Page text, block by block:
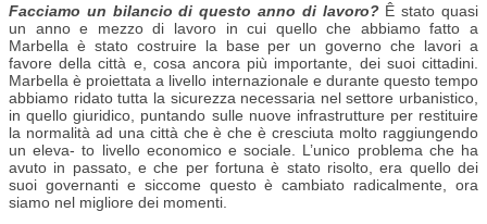
Facciamo un bilancio di questo anno di lavoro? Ê stato quasi
un anno e mezzo di lavoro in cui quello che abbiamo fatto a
Marbella è stato costruire la base per un governo che lavori a
favore della città e, cosa ancora più importante, dei suoi cittadini.
Marbella è proiettata a livello internazionale e durante questo tempo
abbiamo ridato tutta la sicurezza necessaria nel settore urbanistico,
in quello giuridico, puntando sulle nuove infrastrutture per restituire
la normalità ad una città che è che è cresciuta molto raggiungendo
un eleva- to livello economico e sociale. L’unico problema che ha
avuto in passato, e che per fortuna è stato risolto, era quello dei
suoi governanti e siccome questo è cambiato radicalmente, ora
siamo nel migliore dei momenti.